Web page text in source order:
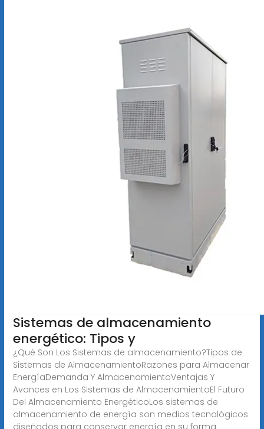
Sistemas de almacenamiento
energético: Tipos y
¿Qué Son Los Sistemas de almacenamiento?Tipos de
Sistemas de AlmacenamientoRazones para Almacenar
EnergíaDemanda Y AlmacenamientoVentajas Y
Avances en Los Sistemas de AlmacenamientoEl Futuro
Del Almacenamiento EnergéticoLos sistemas de
almacenamiento de energía son medios tecnológicos
diseñados para conservar energía en su forma